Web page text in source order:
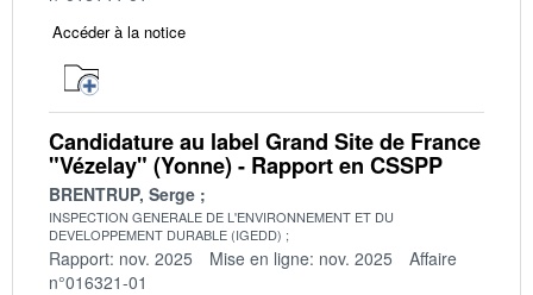
Accéder à la notice
Candidature au label Grand Site de France
"Vézelay" (Yonne) - Rapport en CSSPP
BRENTRUP, Serge
INSPECTION GENERALE DE L'ENVIRONNEMENT ET DU
DEVELOPPEMENT DURABLE (IGEDD)
Rapport: nov. 2025 Mise en ligne: nov. 2025
Affaire
n°016321-01